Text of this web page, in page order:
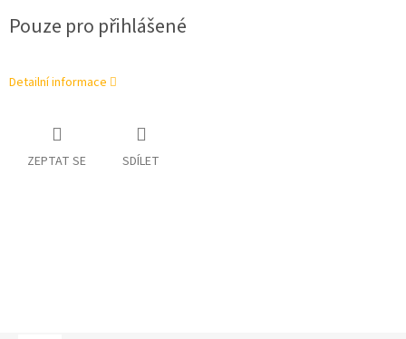
cena:
Pouze pro přihlášené
Detailní informace
ZEPTAT SE SDÍLET